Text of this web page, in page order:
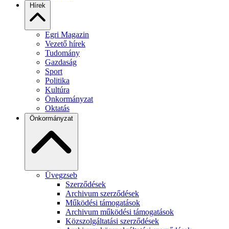
Hírek
Egri Magazin
Vezető hírek
Tudomány
Gazdaság
Sport
Politika
Kultúra
Önkormányzat
Oktatás
Önkormányzat
Üvegzseb
Szerződések
Archivum szerződések
Működési támogatások
Archivum működési támogatások
Közszolgáltatási szerződések